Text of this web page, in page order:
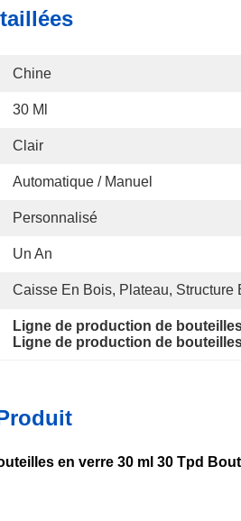
Chine
30 Ml
Clair
Automatique / Manuel
Personnalisé
Un An
Caisse En Bois, Plateau, Structure
Ligne de production de
Ligne de production de
en verre 30 ml 30 Tpd